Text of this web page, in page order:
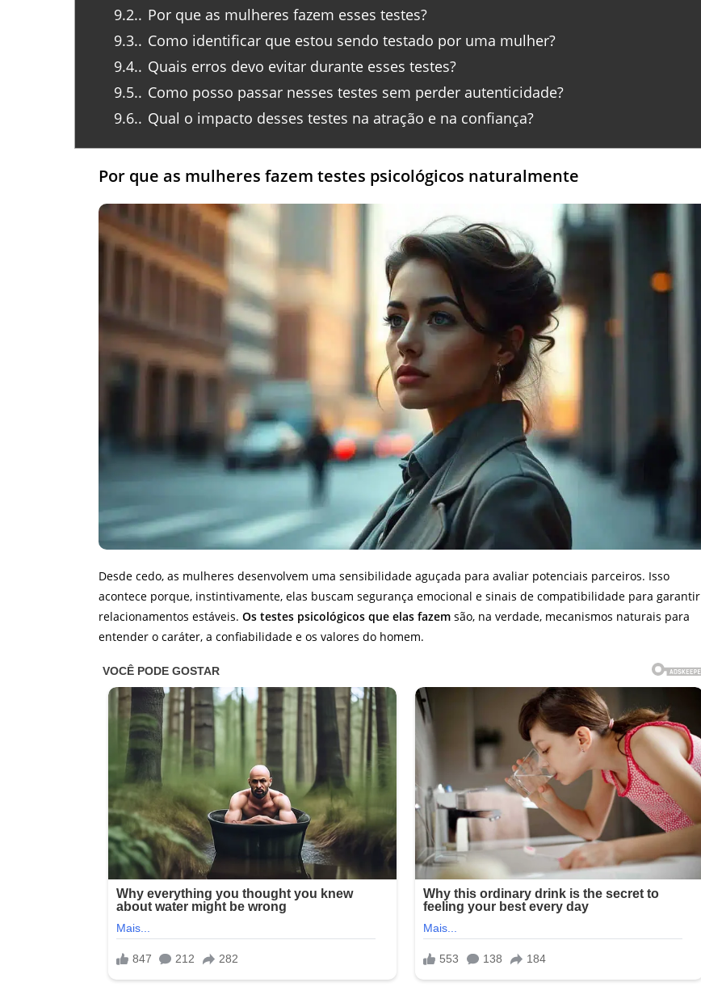
9.2. Por que as mulheres fazem esses testes?
9.3. Como identificar que estou sendo testado por uma mulher?
9.4. Quais erros devo evitar durante esses testes?
9.5. Como posso passar nesses testes sem perder autenticidade?
9.6. Qual o impacto desses testes na atração e na confiança?
Por que as mulheres fazem testes psicológicos naturalmente
Desde cedo, as mulheres desenvolvem uma sensibilidade aguçada para avaliar potenciais parceiros. Isso
acontece porque, instintivamente, elas buscam segurança emocional e sinais de compatibilidade para garantir
relacionamentos estáveis. Os testes psicológicos que elas fazem são, na verdade, mecanismos naturais para
entender o caráter, a confiabilidade e os valores do homem.